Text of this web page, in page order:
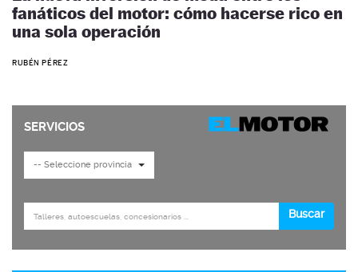
fanáticos del motor: cómo hacerse rico en
una sola operación
RUBÉN PÉREZ